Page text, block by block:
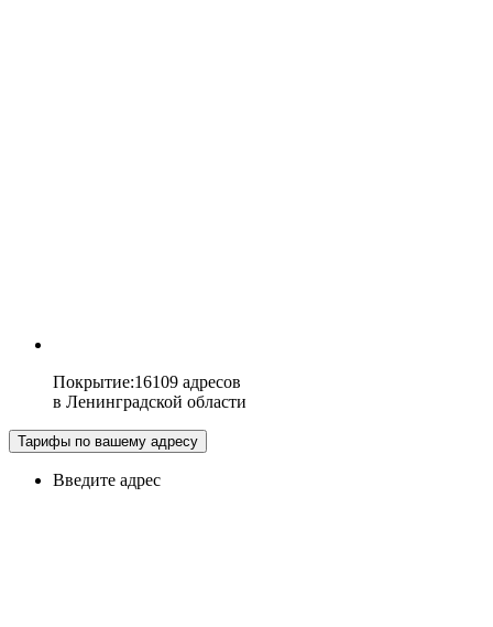
Покрытие:16109 адресов
в Ленинградской области
Тарифы по вашему адресу
Введите адрес